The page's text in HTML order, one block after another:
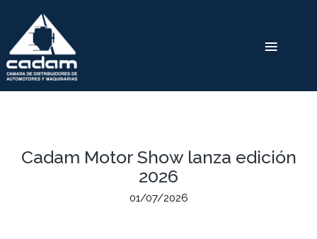
Cadam Motor Show lanza edición
2026
01/07/2026